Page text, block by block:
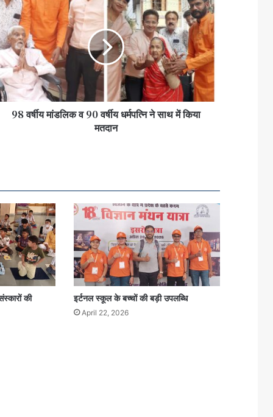
98 वर्षीय मांडलिक व 90 वर्षीय धर्मपत्नि ने साथ में किया
मतदान
की इर्टनल स्कूल के बच्चों की बड़ी उपलब्धि
April 22, 2026